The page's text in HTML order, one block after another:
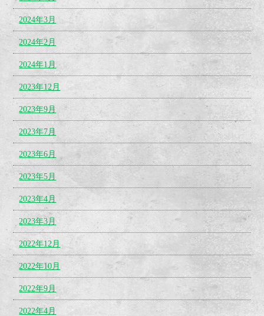
2024年3月
2024年2月
2024年1月
2023年12月
2023年9月
2023年7月
2023年6月
2023年5月
2023年4月
2023年3月
2022年12月
2022年10月
2022年9月
2022年4月